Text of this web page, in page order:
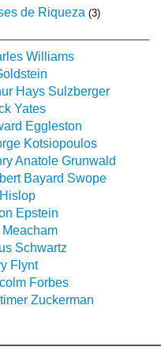
de Riqueza (3)
Williams
Hays Sulzberger
Yates
Eggleston
Kotsiopoulos
Anatole Grunwald
Bayard Swope
Epstein
Schwartz
Flynt
Forbes
Zuckerman